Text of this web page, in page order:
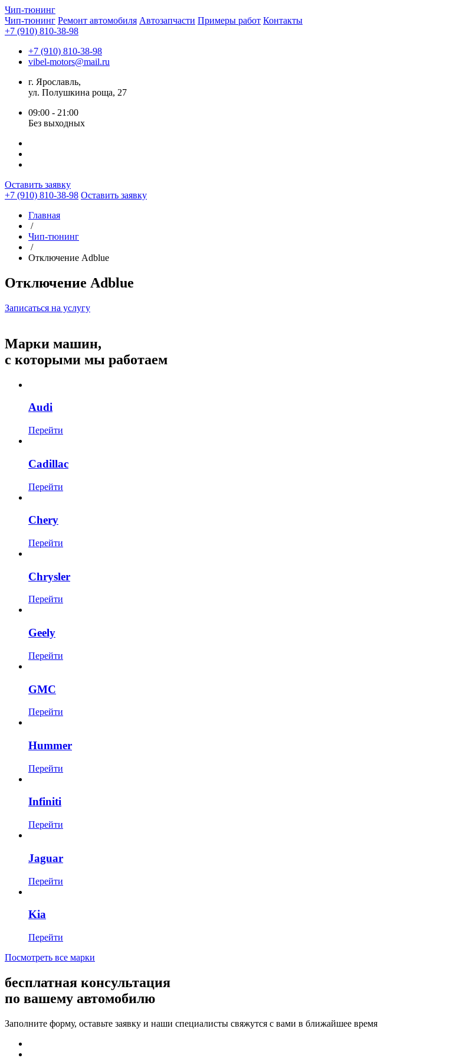
Чип-тюнинг
Чип-тюнинг Ремонт автомобиля Автозапчасти Примеры работ Контакты
+7 (910) 810-38-98
+7 (910) 810-38-98
vibel-motors@mail.ru
г. Ярославль,
ул. Полушкина роща, 27
09:00 - 21:00
Без выходных
Оставить заявку
+7 (910) 810-38-98 Оставить заявку
Главная
/
Чип-тюнинг
/
Отключение Adblue
Отключение Adblue
Записаться на услугу
Марки машин,
с которыми мы работаем
Audi
Перейти
Cadillac
Перейти
Chery
Перейти
Chrysler
Перейти
Geely
Перейти
GMC
Перейти
Hummer
Перейти
Infiniti
Перейти
Jaguar
Перейти
Kia
Перейти
Посмотреть все марки
бесплатная консультация
по вашему автомобилю
Заполните форму, оставьте заявку и наши специалисты свяжутся с вами в ближайшее время